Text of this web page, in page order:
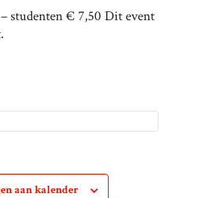
studenten € 7,50 Dit event
aan kalender